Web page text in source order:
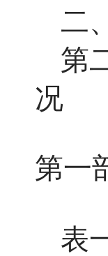
二
第
况
第一
表